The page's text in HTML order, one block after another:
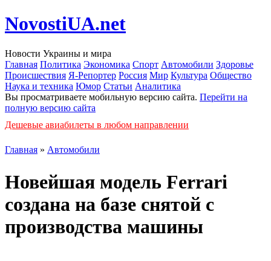
NovostiUA.net
Новости Украины и мира
Главная Политика Экономика Спорт Автомобили Здоровье
Происшествия Я-Репортер Россия Мир Культура Общество
Наука и техника Юмор Статьи Аналитика
Вы просматриваете мобильную версию сайта. Перейти на
полную версию сайта
Дешевые авиабилеты в любом направлении
Главная » Автомобили
Новейшая модель Ferrari
создана на базе снятой с
производства машины